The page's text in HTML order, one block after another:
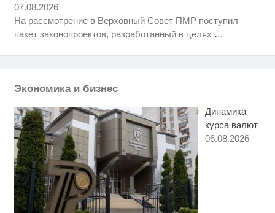
07.08.2026
На рассмотрение в Верховный Совет ПМР поступил
пакет законопроектов, разработанный в целях …
Экономика и бизнес
Динамика
курса валют
06.08.2026
Рак начинается не с боли:
онколог назвал первый «тихий»
инсульта летом